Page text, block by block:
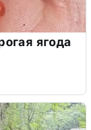
ягода